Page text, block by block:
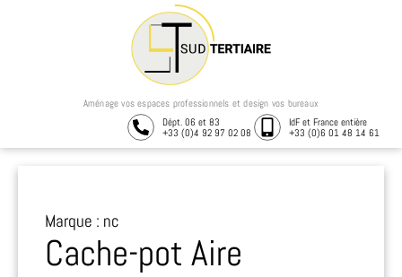
Dépt. 06 et 83
+33 (0)4 92 97 02 08
IdF et France entière
+33 (0)6 01 48 14 61
Aménage vos espaces professionnels et design vos bureaux
Marque : nc
Cache-pot Aire